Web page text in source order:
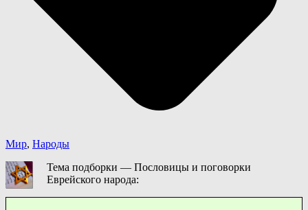
Мир, Народы
Тема подборки — Пословицы и поговорки
Еврейского народа: